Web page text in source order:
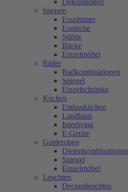
Speisen
Esszimmer
Esstische
Stühle
Bänke
Einzelmöbel
Bäder
Badkombinationen
Spiegel
Einzelschränke
Küchen
Einbauküchen
Landhaus
Interliving
E-Geräte
Garderoben
Dielenkombinationen
Spiegel
Einzelmöbel
Leuchten
Deckenleuchten